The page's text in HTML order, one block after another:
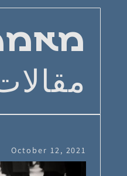
October 12, 2021